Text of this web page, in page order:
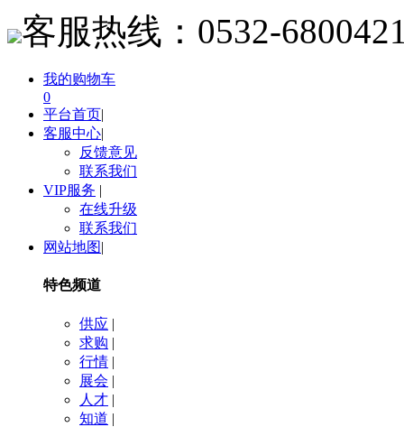
客服热线： 0532-
我的购物车
0
平台首页|
客服中心|
反馈意见
联系我们
VIP服务 |
在线升级
联系我们
网站地图|
特色频道
供应 |
求购 |
行情 |
展会 |
人才 |
知道 |